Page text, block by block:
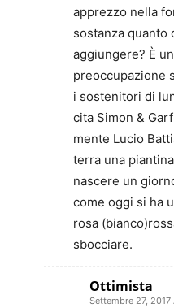
apprezzo nella
sostanza quanto
aggiungere? È
preoccupazione
i sostenitori di
cita Simon &
mente Lucio
terra una
nascere un
come oggi si ha
rosa
sbocciare.
Ottimista
Settembre 27, 2017